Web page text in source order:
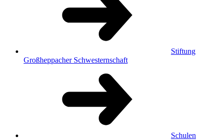
Stiftung
Großheppacher Schwesternschaft
Schulen